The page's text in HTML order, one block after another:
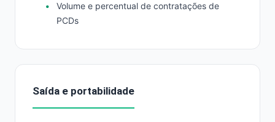
Volume e percentual de contratações de
PCDs
Saída e portabilidade